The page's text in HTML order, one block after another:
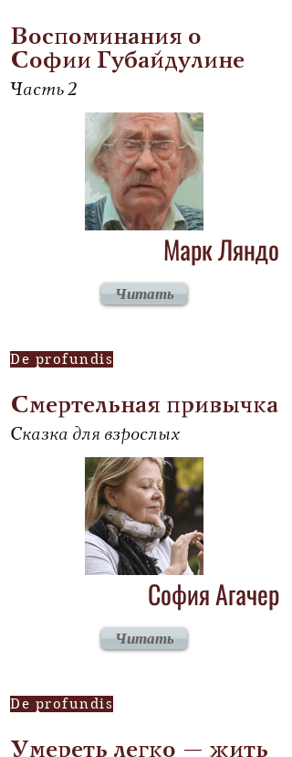
Воспоминания о
Софии Губайдулине
Часть 2
Марк Ляндо
Читать
De profundis
Смертельная привычка
Сказка для взрослых
София Агачер
Читать
De profundis
Умереть легко – жить